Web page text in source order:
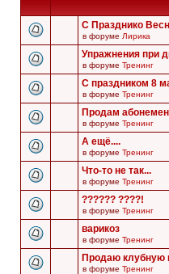
С Празднико
в форуме Лирика
Упражнения при
в форуме Тренинг
С праздником 8
в форуме Тренинг
Продам
в форуме Тренинг
А ещё....
в форуме Тренинг
Что-то не так...
в форуме Тренинг
?????? ????!
в форуме Тренинг
варикоз
в форуме Тренинг
Продаю клубную
в форуме Тренинг